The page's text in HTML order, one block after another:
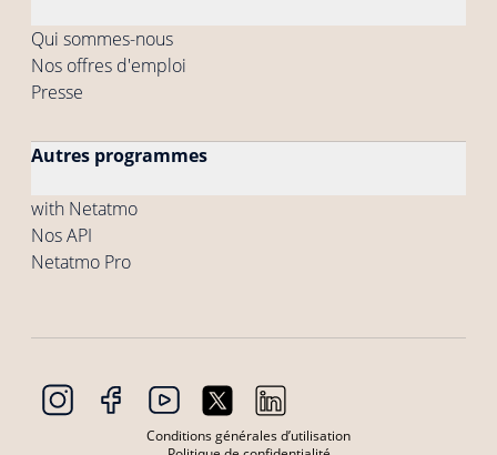
Qui sommes-nous
Nos offres d'emploi
Presse
Autres programmes
with Netatmo
Nos API
Netatmo Pro
Conditions générales d’utilisation